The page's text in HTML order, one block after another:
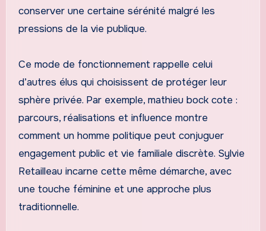
conserver une certaine sérénité malgré les
pressions de la vie publique.
Ce mode de fonctionnement rappelle celui
d’autres élus qui choisissent de protéger leur
sphère privée. Par exemple, mathieu bock cote :
parcours, réalisations et influence montre
comment un homme politique peut conjuguer
engagement public et vie familiale discrète. Sylvie
Retailleau incarne cette même démarche, avec
une touche féminine et une approche plus
traditionnelle.